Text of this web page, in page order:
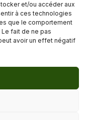
et/ou accéder aux
à ces technologies
que le comportement
fait de ne pas
avoir un effet négatif
Articolo successivo→